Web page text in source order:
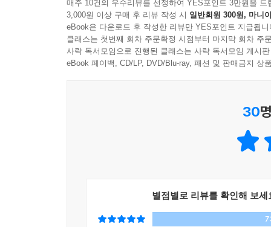
--- p.308,「F1963」중에서
더 이상 감춰 둘 게 아니라는 생각이 들었다.
어디서 어떻게 아름다움의 실체를 만날 것인가
공간은 보는 게 아니라 경험하는 것이다
공간부터 작게는 개인 정원, 카페, 기업이 만든
탁월한 안목이 어떻게 발현되었는지, 그래서 우
미학(美學)을 학문으로 배우던 시절을 지나 이
떠오르고 있다. 저자는 원래부터 인간은 보고 듣
매주 10건의 우수리뷰를 선정하여 YES포인트 3만원을 드
3,000원 이상 구매 후 리뷰 작성 시 일반회원 300원, 마니
eBook은 다운로드 후 작성한 리뷰만 YES포인트 지급됩니
클래스는 첫번째 회차 주문확정 시점부터 마지막 회차 주
사락 독서모임으로 진행된 클래스는 사락 독서모임 게시
eBook 페이백, CD/LP, DVD/Blu-ray, 패션 및 판매금지 상
30
별점별로 리뷰를 확인해 보세